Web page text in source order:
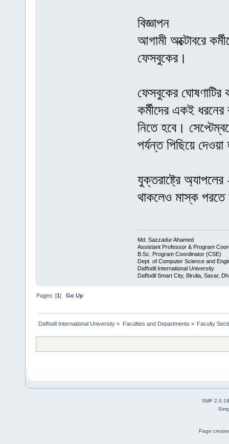
বিজ্ঞাপন
আগামী অক্টোবরে
ফেসবুকের।
ফেসবুকের
কর্মীদের একই ধরনের
নিতে হবে।
পর্যন্ত পিছিয়ে
যুক্তরাষ্ট্রে অ্যাপলের
থাকলেও মাস্ক পরতে
Md. Sazzadur Ahamed
Assistant Professor & ​Program
​B.Sc. Program Coordinator (CSE)
Dept. of Computer Science and
Daffodil International University
Daffodil Smart City, Birulia, Savar,
Pages: [1]Go Up
Daffodil International University » Faculties and Departments » Faculty
SMF 2.0.19
Page